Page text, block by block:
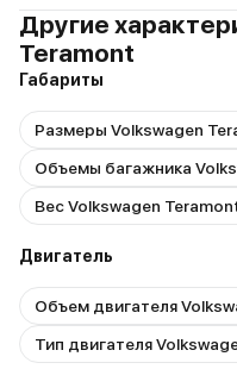
Другие
Teramont
Габариты
Размеры Volkswagen
Объемы багажника
Вес Volkswagen
Двигатель
Объем двигателя
Тип двигателя